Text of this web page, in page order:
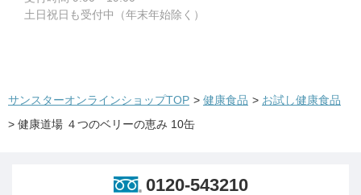
土日祝日も受付中（年末年始除く）
サンスターオンラインショップTOP > 健康食品 > お試し健康食品
> 健康道場 ４つのベリーの恵み 10缶
0120-543210